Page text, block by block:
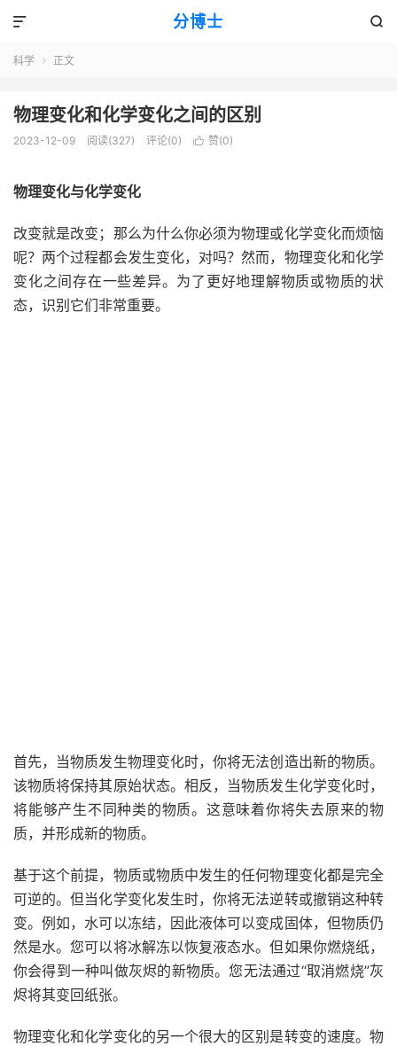
分博士 

科学  正文
物理变化和化学变化之间的区别
2023-12-09 阅读(327) 评论(0)  赞(0)
物理变化与化学变化
改变就是改变；那么为什么你必须为物理或化学变化而烦恼
呢？两个过程都会发生变化，对吗？然而，物理变化和化学
变化之间存在一些差异。为了更好地理解物质或物质的状
态，识别它们非常重要。
首先，当物质发生物理变化时，你将无法创造出新的物质。
该物质将保持其原始状态。相反，当物质发生化学变化时，
将能够产生不同种类的物质。这意味着你将失去原来的物
质，并形成新的物质。
基于这个前提，物质或物质中发生的任何物理变化都是完全
可逆的。但当化学变化发生时，你将无法逆转或撤销这种转
变。例如，水可以冻结，因此液体可以变成固体，但物质仍
然是水。您可以将冰解冻以恢复液态水。但如果你燃烧纸，
你会得到一种叫做灰烬的新物质。您无法通过“取消燃烧”灰
烬将其变回纸张。
物理变化和化学变化的另一个很大的区别是转变的速度。物